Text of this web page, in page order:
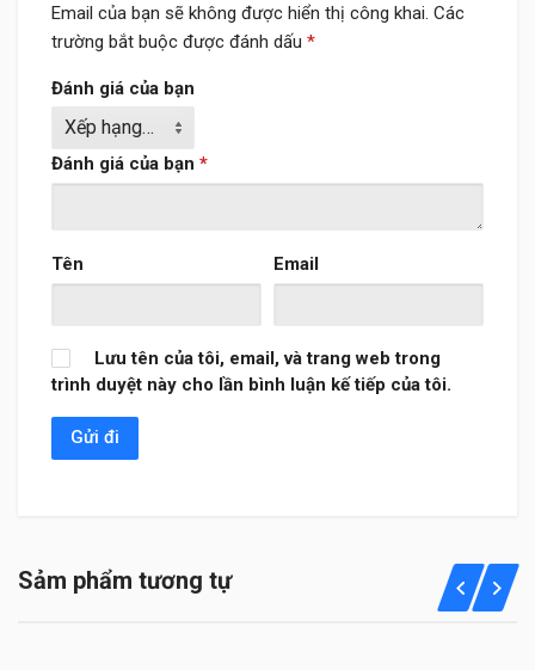
Email của bạn sẽ không được hiển thị công khai. Các
trường bắt buộc được đánh dấu *
Đánh giá của bạn
Đánh giá của bạn *
Tên Email
Lưu tên của tôi, email, và trang web trong
trình duyệt này cho lần bình luận kế tiếp của tôi.
Sảm phẩm tương tự